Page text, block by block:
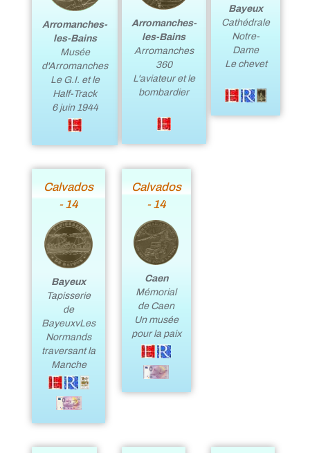
Arromanches-
les-Bains
Musée
d'Arromanches
Le G.I. et le
Half-Track
6 juin 1944
Arromanches-
les-Bains
Arromanches
360
L'aviateur et le
bombardier
Bayeux
Cathédrale
Notre-
Dame
Le chevet
Calvados
- 14
Bayeux
Tapisserie
de
BayeuxvLes
Normands
traversant la
Manche
Calvados
- 14
Caen
Mémorial
de Caen
Un musée
pour la paix